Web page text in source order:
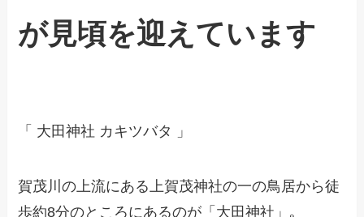
が見頃を迎えています
「 大田神社 カキツバタ 」
賀茂川の上流にある上賀茂神社の一の鳥居から徒
歩約8分のところにあるのが「大田神社」｡